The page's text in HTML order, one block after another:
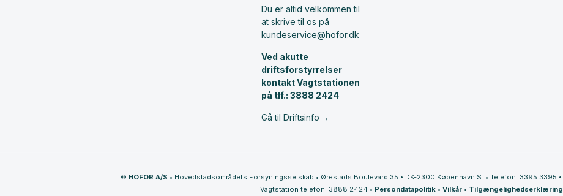
Du er altid velkommen til
at skrive til os på
kundeservice@hofor.dk
Ved akutte
driftsforstyrrelser
kontakt Vagtstationen
på tlf.: 3888 2424
Gå til Driftsinfo
© HOFOR A/S • Hovedstadsområdets Forsyningsselskab • Ørestads Boulevard 35 • DK-2300 København S. • Telefon: 3395 3395 •
Vagtstation telefon: 3888 2424 • Persondatapolitik • Vilkår • Tilgængelighedserklæring